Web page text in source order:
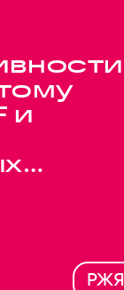
и
РЖЯ